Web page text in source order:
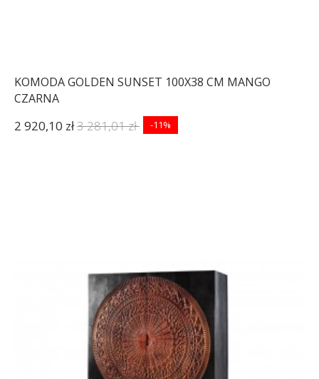
KOMODA GOLDEN SUNSET 100X38 CM MANGO
CZARNA
2 920,10 zł3 281,01 zł -11%